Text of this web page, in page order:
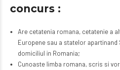
concurs :
Are cetatenia romana, cetatenie a
Europene sau a statelor
domiciliul in Romania;
Cunoaste limba romana, scris si